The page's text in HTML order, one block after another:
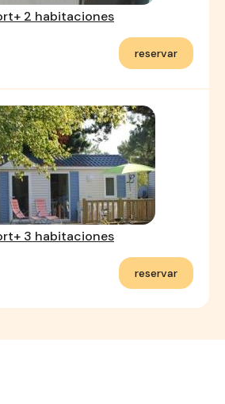
2 habitaciones
reservar
3 habitaciones
reservar